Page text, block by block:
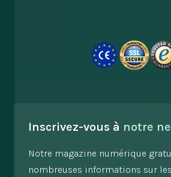
Inscrivez-vous à notre
Notre magazine numérique
nombreuses informations sur